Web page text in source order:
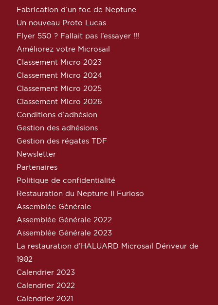
Fabrication d’un foc de Neptune
Un nouveau Proto Lucas
Flyer 550 ? Fallait pas l’essayer !!!
Améliorez votre Microsail
Classement Micro 2023
Classement Micro 2024
Classement Micro 2025
Classement Micro 2026
Conditions d’adhésion
Gestion des adhésions
Gestion des régates TDF
Newsletter
Partenaires
Politique de confidentialité
Restauration du Neptune Il Furioso
Assemblée Générale
Assemblée Générale 2022
Assemblée Générale 2023
La restauration d’HALUARD Microsail Dériveur de
1982
Calendrier 2023
Calendrier 2022
Calendrier 2021